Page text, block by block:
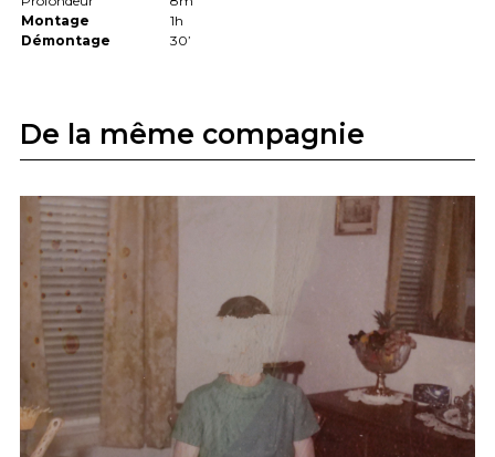
Montage
1h
Démontage
30’
De la même compagnie